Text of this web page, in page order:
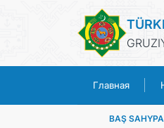
Главная
BAŞ SAHYPA